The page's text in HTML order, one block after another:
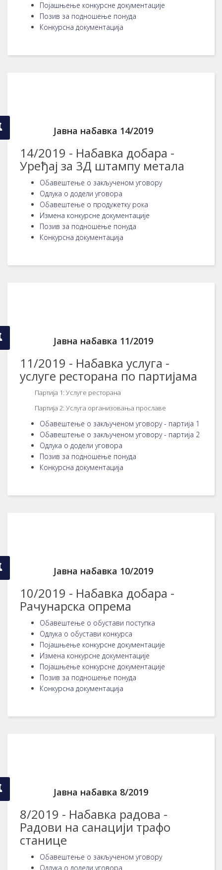
Појашњење конкурсне документације
Позив за подношење понуда
Конкурсна документација
Јавна набавка 14/2019
14/2019 - Набавка добара -
Уређај за 3Д штампу метала
Обавештење о закљученом уговору
Одлука о додели уговора
Обавештење о продужетку рока
Измена конкурсне документације
Позив за подношење понуда
Конкурсна документација
Јавна набавка 11/2019
11/2019 - Набавка услуга -
услуге ресторана по партијама
Партија 1: Услуге ресторана
Партија 2: Услуга организовања прославе
Обавештење о закљученом уговору - партија 1
Обавештење о закљученом уговору - партија 2
Одлука о додели уговора
Позив за подношење понуда
Конкурсна документација
Јавна набавка 10/2019
10/2019 - Набавка добара -
Рачунарска опрема
Обавештење о обустави поступка
Одлука о обустави конкурса
Појашњење конкурсне документације
Измена конкурсне документације
Појашњење конкурсне документације
Позив за подношење понуда
Конкурсна документација
Јавна набавка 8/2019
8/2019 - Набавка радова -
Радови на санацији трафо
станице
Обавештење о закљученом уговору
Одлука о додели уговора